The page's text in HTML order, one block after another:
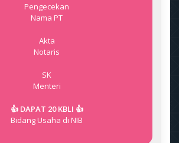
Pengecekan
Nama PT
Akta
Notaris
SK
Menteri
👍 DAPAT 20 KBLI 👍
Bidang Usaha di NIB